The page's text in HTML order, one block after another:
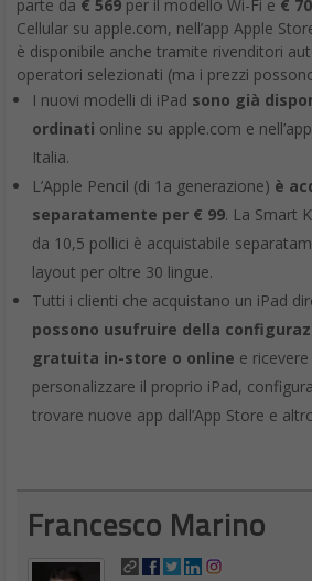
parte da € 569 per il modello Wi-Fi e €
Cellular su apple.com, nell’app Apple
è disponibile anche tramite rivenditori
operatori selezionati (ma i prezzi
I nuovi modelli di iPad sono già
ordinati online su apple.com e
Italia.
L’Apple Pencil (di 1a generazione) è
separatamente per € 99. La Smart
da 10,5 pollici è acquistabile
layout per oltre 30 lingue.
Tutti i clienti che acquistano un iPad
possono usufruire della
gratuita in-store o online e
personalizzare il proprio iPad,
trovare nuove app dall’App Store e
Francesco Marino